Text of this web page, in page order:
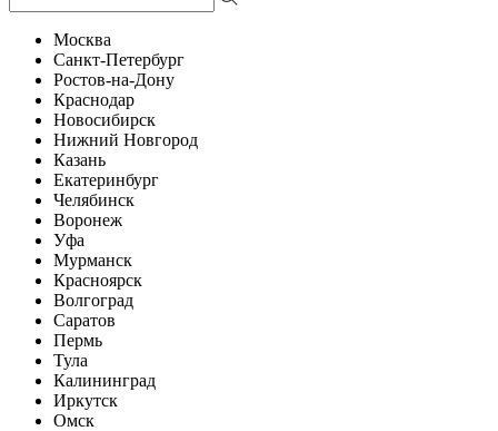
Москва
Санкт-Петербург
Ростов-на-Дону
Краснодар
Новосибирск
Нижний Новгород
Казань
Екатеринбург
Челябинск
Воронеж
Уфа
Мурманск
Красноярск
Волгоград
Саратов
Пермь
Тула
Калининград
Иркутск
Омск